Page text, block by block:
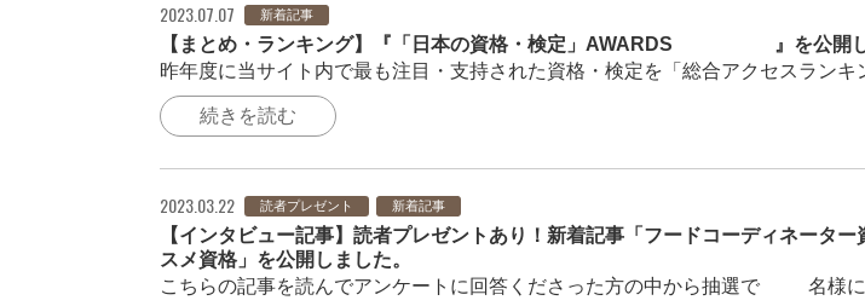
2023.07.07 新着記事
【まとめ・ランキング】『「日本の資格・検定」AWARDS 2023』を公開し
昨年度に当サイト内で最も注目・支持された資格・検定を「総合アクセスラン
続きを読む
2023.03.22 読者プレゼント 新着記事
【インタビュー記事】読者プレゼントあり！新着記事「フードコーディネータ
スメ資格」を公開しました。
こちらの記事を読んでアンケートに回答くださった方の中から抽選で10名様